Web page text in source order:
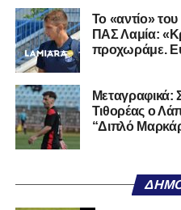
Cilento και Castrovillari,
ποδοσφαιρική του
Τον καλωσορίζουμε στην
του ευχόμαστε υγεία και
Ακολουθήστε τοlamiara.gr
μαθαίνετε πρώτοι τα
Twitterκαι
μαθαίνετε σε χρόνο dt όλα
Το «αντίο»
ΠΑΣ Λαμία:
προχωράμε.
Τιθορέας ο
“Διπλό